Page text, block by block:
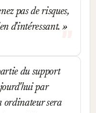
pas de risques,
d'intéressant.
du support
par
ordinateur sera